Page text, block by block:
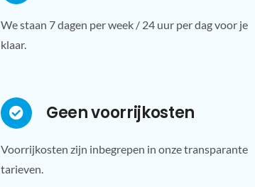
We staan 7 dagen per week / 24 uur per dag voor je
klaar.
Geen voorrijkosten
Voorrijkosten zijn inbegrepen in onze transparante
tarieven.